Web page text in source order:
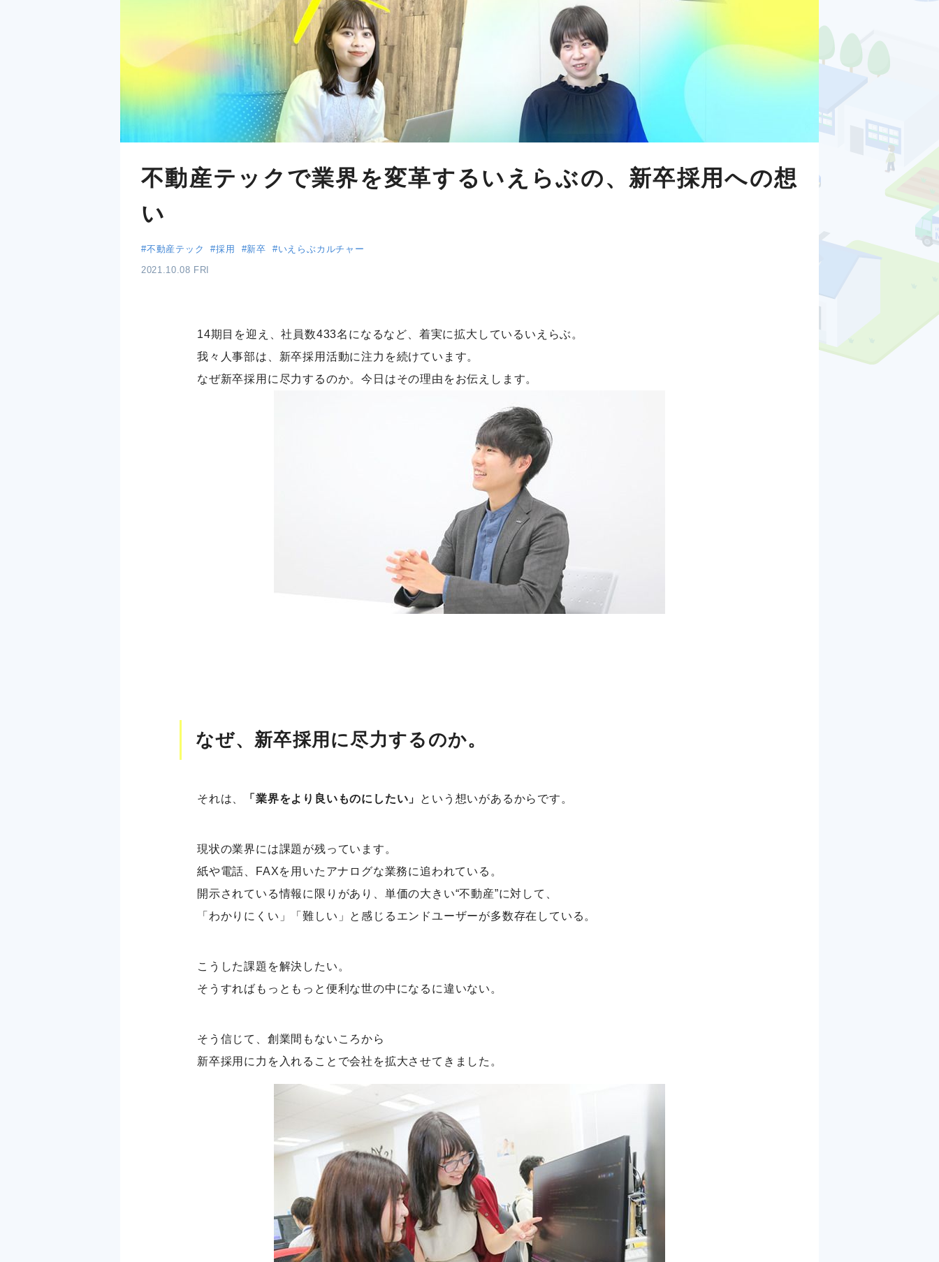
不動産テックで業界を変革するいえらぶの、新卒採用への想
い
#不動産テック #採用 #新卒
#いえらぶカルチャー
2021.10.08 FRI
14期目を迎え、社員数433名になるなど、着実に拡大しているいえらぶ。
我々人事部は、新卒採用活動に注力を続けています。
なぜ新卒採用に尽力するのか。今日はその理由をお伝えします。
なぜ、新卒採用に尽力するのか。
それは、 「業界をより良いものにしたい」 という想いがあるからです。
現状の業界には課題が残っています。
紙や電話、FAXを用いたアナログな業務に追われている。
開示されている情報に限りがあり、単価の大きい“不動産”に対して、
「わかりにくい」「難しい」と感じるエンドユーザーが多数存在している。
こうした課題を解決したい。
そうすればもっともっと便利な世の中になるに違いない。
そう信じて、創業間もないころから
新卒採用に力を入れることで会社を拡大させてきました。